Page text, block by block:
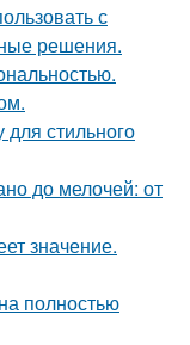
с
решения.
стильного
до мелочей: от
значение.
полностью